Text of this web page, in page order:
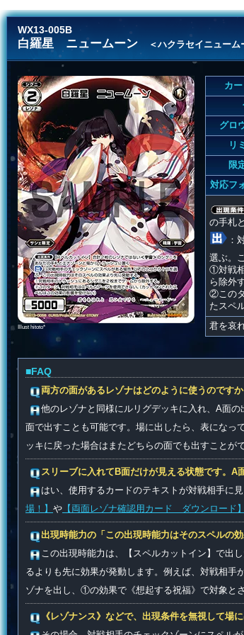
WX13-005B
白羅星 ニュームーン ＜ハクラセイニューム
Illust hitoto*
カ
グロ
リ
限
対応フ
の手札
：
選ぶ。
①対戦
ら除外
②この
たスペ
君を哀
■FAQ
両方の面があるレゾナはどのように使うのですか
他のレゾナと同様にルリグデッキに入れ、A面
面で出すことも可能です。場に出したら、表になっ
ッキに戻った場合はまたどちらの面でも出すことが
スリーブに入れてB面だけが見える状態です。A
はい、使用するカードのテキストが対戦相手に
場！】 や 【両面レゾナ確認用カード ダウンロード】
出現時能力の「この出現時能力はそのスペルの
この出現時能力は、【スペルカットイン】で出
るよりも先に効果が発動します。例えば、対戦相手
ゾナを出し、①の効果で《想起する祝福》で対象と
《レゾナンス》などで、出現条件を無視して場